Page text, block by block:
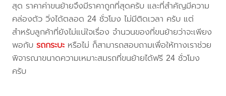
สุด ราคาค่าขนย้ายจึงมีราคาถูกที่สุดครับ และที่สำคัญมีความ
คล่องตัว วิ่งได้ตลอด 24 ชั่วโมง ไม่มีติดเวลา ครับ แต่
สำหรับลูกค้าที่ยังไม่แน่ใจเรื่อง จำนวนของที่ขนย้ายว่าจะเพียง
พอกับรถกระบะ หรือไม่ ก็สามารถสอบถามเพื่อให้ทางเราช่วย
พิจารณาขนาดความเหมาะสมรถที่ขนย้ายได้ฟรี 24 ชั่วโมง
ครับ